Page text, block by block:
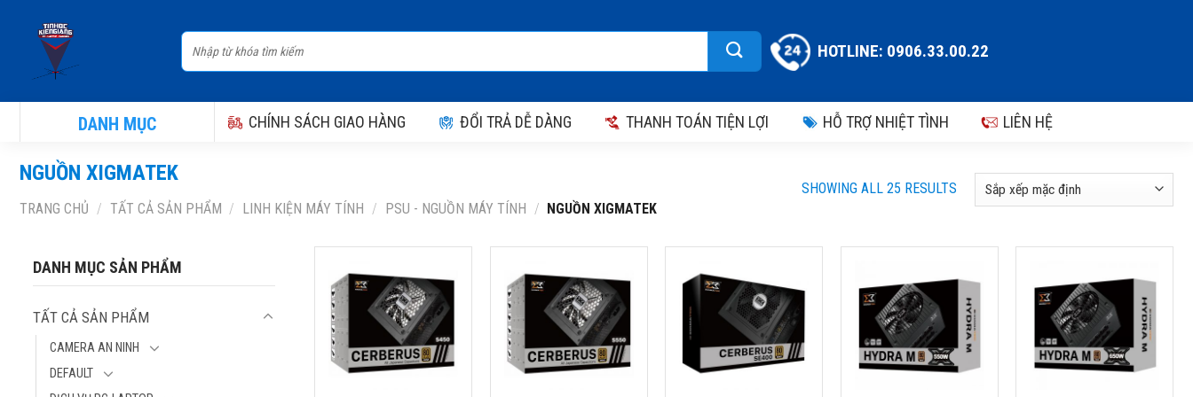
Tìm
kiếm:
HOTLINE: 0906.33.00.22
DANH MỤC CHÍNH SÁCH GIAO HÀNG ĐỔI TRẢ DỄ DÀNG THANH TOÁN TIỆN LỢI HỖ TRỢ NHIỆT TÌNH LIÊN HỆ
NGUỒN XIGMATEK
TRANG CHỦ / TẤT CẢ SẢN PHẨM / LINH KIỆN MÁY TÍNH / PSU - NGUỒN MÁY TÍNH / NGUỒN XIGMATEK
SHOWING ALL 25 RESULTS
DANH MỤC SẢN PHẨM
TẤT CẢ SẢN PHẨM
CAMERA AN NINH
DEFAULT
CERBERUS S450 80
PLUS BRONZE 450W –
EN41121
Thương hiệu: Xigmatek
Model: EN41121
CERBERUS S550 80
PLUS BRONZE 550W –
EN41138
Thương hiệu: Xigmatek
Model: EN41138
CERBERUS SE400 80
PLUS BRONZE 400W –
EN41886
Thương hiệu: Xigmatek
Model: EN41886
HYDRA M 550 EN44207
550W – 80 PLUS
BRONZE FULL
MODULAR
Thương hiệu: Xigmatek
HYDRA M 650 650W
EN44214 – 80 PLUS
BRONZE FULL
MODULAR
Thương hiệu: Xigmatek